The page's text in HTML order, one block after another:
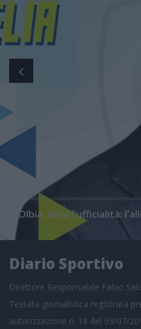
Olbia, ecco l'ufficialità:
Diario Sportivo
Direttore Responsabile Fabio
Testata giornalistica registrata
autorizzazione n. 18 del 03/07/